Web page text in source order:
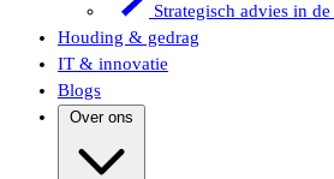
Strategisch advies in
Houding & gedrag
IT & innovatie
Blogs
Over ons